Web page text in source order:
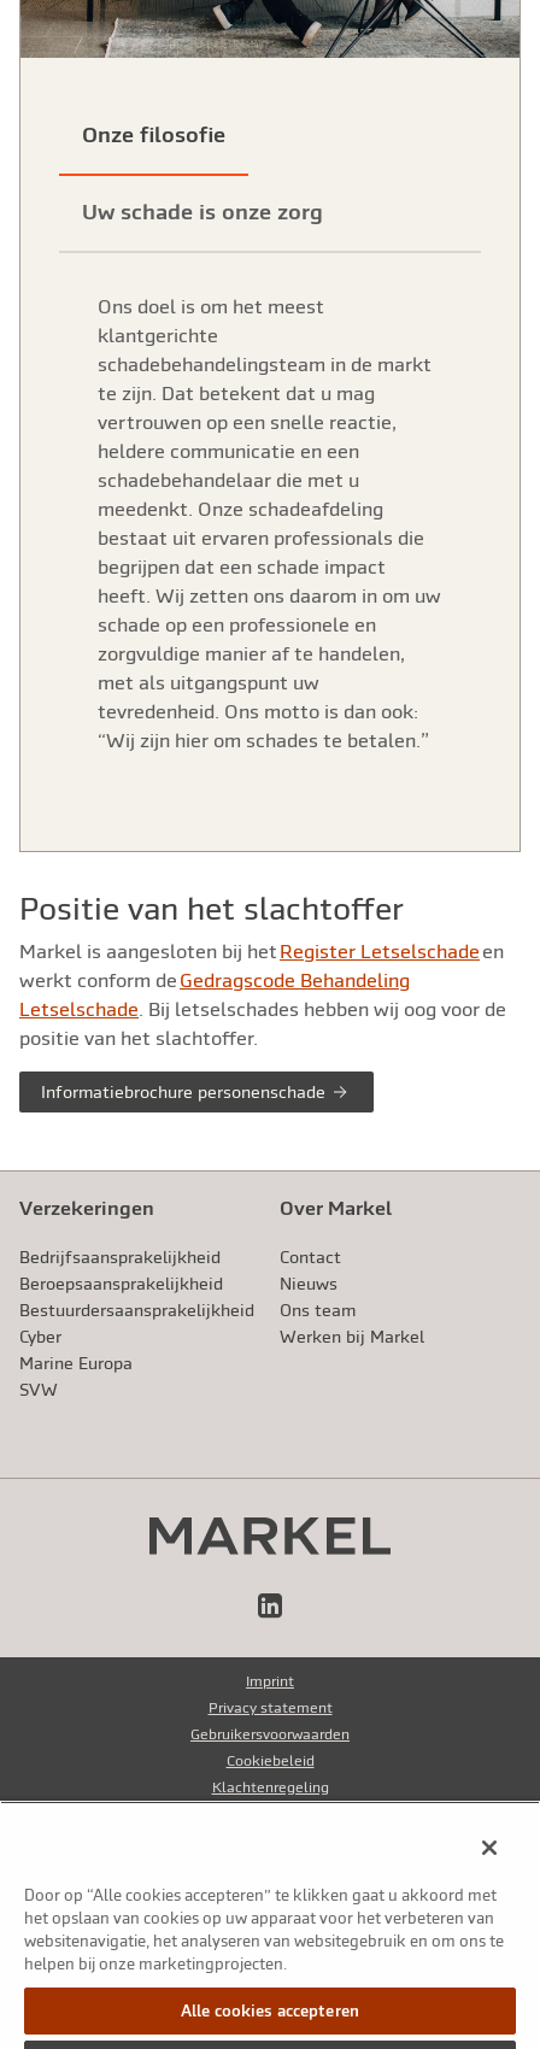
Onze filosofie
Uw schade is onze zorg
Ons doel is om het meest
klantgerichte
schadebehandelingsteam in de markt
te zijn. Dat betekent dat u mag
vertrouwen op een snelle reactie,
heldere communicatie en een
schadebehandelaar die met u
meedenkt. Onze schadeafdeling
bestaat uit ervaren professionals die
begrijpen dat een schade impact
heeft. Wij zetten ons daarom in om uw
schade op een professionele en
zorgvuldige manier af te handelen,
met als uitgangspunt uw
tevredenheid. Ons motto is dan ook:
“Wij zijn hier om schades te betalen.”
Positie van het slachtoffer
Markel is aangesloten bij het Register Letselschade en
werkt conform de Gedragscode Behandeling
Letselschade . Bij letselschades hebben wij oog voor de
positie van het slachtoffer.
Informatiebrochure personenschade
Verzekeringen
Bedrijfsaansprakelijkheid
Beroeps­aansprakelijkheid
Bestuurdersaansprakelijkheid
Cyber
Marine Europa
SVW
Over Markel
Contact
Nieuws
Ons team
Werken bij Markel
LinkedIn
Imprint
Privacy statement
Gebruikersvoorwaarden
Cookiebeleid
Klachtenregeling
© Markel Group Inc. Alle rechten voorbehouden 2026
Door op “Alle cookies accepteren” te klikken gaat u akkoord met
het opslaan van cookies op uw apparaat voor het verbeteren van
websitenavigatie, het analyseren van websitegebruik en om ons te
helpen bij onze marketingprojecten.
Alle cookies accepteren